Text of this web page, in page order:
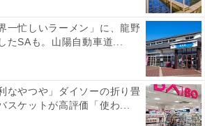
たい】日立の人気商品5選
一忙しいラーメン」に、龍野
たSAも。山陽自動車道...
なやつや」ダイソーの折り畳
スケットが高評価「使わ...